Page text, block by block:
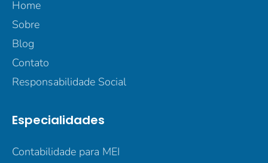
Home
Sobre
Blog
Contato
Responsabilidade Social
Especialidades
Contabilidade para MEI